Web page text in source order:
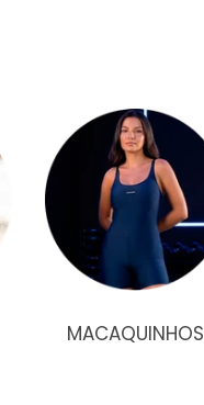
MACAQUINHOS